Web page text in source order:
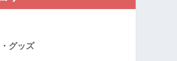
グッズ